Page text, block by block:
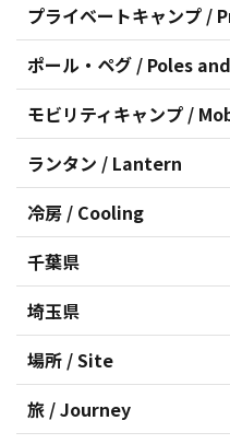
プライベートキャンプ /
ポール・ペグ / Poles
モビリティキャンプ /
ランタン / Lantern
冷房 / Cooling
千葉県
埼玉県
場所 / Site
旅 / Journey